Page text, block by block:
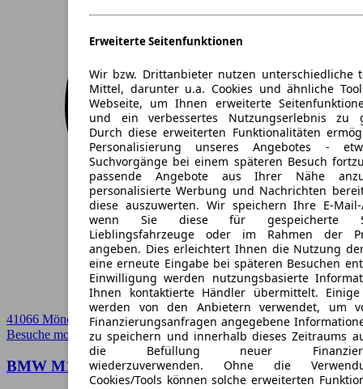
41066 Mönchengladbach
Besuche mobile.de ➚
BMW M135i xDrive M-Performance Paket
Erweiterte Seitenfunktionen
Wir bzw. Drittanbieter nutzen unterschiedliche
Mittel, darunter u.a. Cookies und ähnliche
Webseite, um Ihnen erweiterte
und ein verbessertes Nutzungserlebnis zu
Durch diese erweiterten Funktionalitäten
Personalisierung unseres Angebotes -
Suchvorgänge bei einem späteren Besuch
passende Angebote aus Ihrer Nähe
personalisierte Werbung und Nachrichten
diese auszuwerten. Wir speichern Ihre E-Mail-
wenn Sie diese für gespeicherte
Lieblingsfahrzeuge oder im Rahmen der
angeben. Dies erleichtert Ihnen die Nutzung
eine erneute Eingabe bei späteren Besuchen
Einwilligung werden nutzungsbasierte
Ihnen kontaktierte Händler übermittelt. Einige
werden von den Anbietern verwendet, um
Finanzierungsanfragen angegebene
zu speichern und innerhalb dieses Zeitraums
die Befüllung neuer
wiederzuverwenden. Ohne die
Cookies/Tools können solche erweiterten